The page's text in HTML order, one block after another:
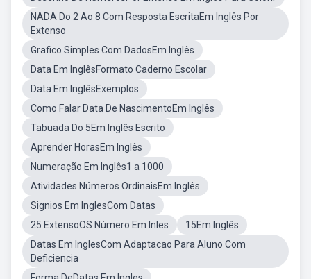
NADA Do 2 Ao 8 Com Resposta EscritaEm Inglês Por
Extenso
Grafico Simples Com DadosEm Inglês
Data Em InglêsFormato Caderno Escolar
Data Em InglêsExemplos
Como Falar Data De NascimentoEm Inglês
Tabuada Do 5Em Inglês Escrito
Aprender HorasEm Inglês
Numeração Em Inglês1 a 1000
Atividades Números OrdinaisEm Inglês
Signios Em InglesCom Datas
25 ExtensoOS Número Em Inles
15Em Inglês
Datas Em InglesCom Adaptacao Para Aluno Com
Deficiencia